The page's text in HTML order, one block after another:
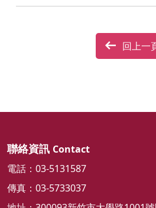
回上一
聯絡資訊 Contact
電話：03-5131587
傳真：03-5733037